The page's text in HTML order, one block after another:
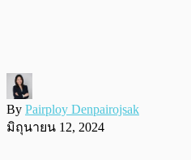
By Pairploy Denpairojsak
มิถุนายน 12, 2024